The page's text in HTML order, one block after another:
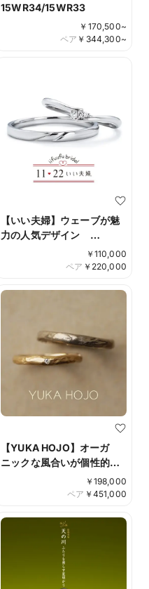
15WR34/15WR33
￥ 170,500~
￥ 344,300~
ペア
【いい夫婦】ウェーブが魅
力の人気デザイン
No.12 IFM012G/112W
￥ 110,000
￥ 220,000
ペア
【YUKA HOJO】オーガ
ニックな風合いが個性的
￥ 198,000
￥ 451,000
ペア